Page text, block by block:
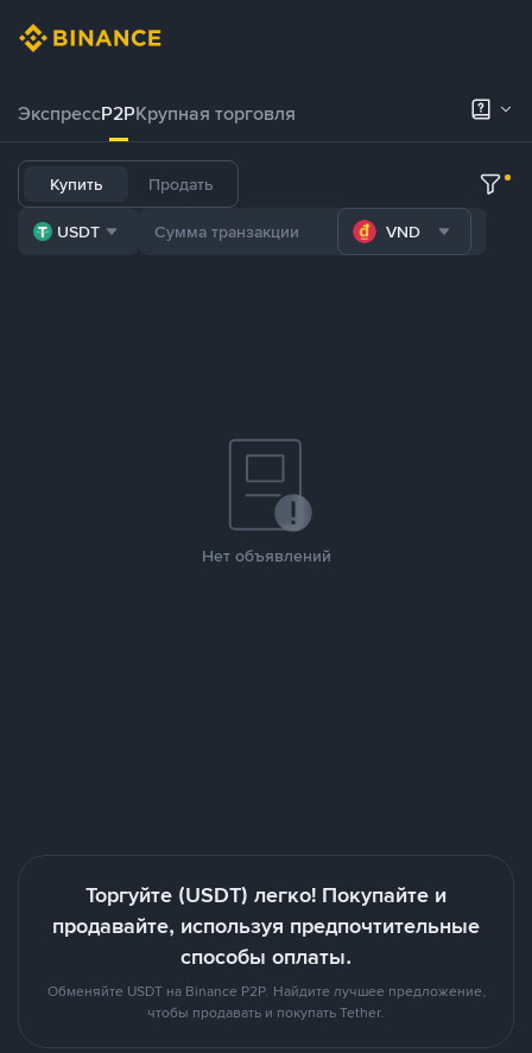
ЭкспрессP2PКрупная торговля
Купить Продать
USDT VND
Нет объявлений
Торгуйте (USDT) легко! Покупайте и
продавайте, используя предпочтительные
способы оплаты.
Обменяйте USDT на Binance P2P. Найдите лучшее предложение,
чтобы продавать и покупать Tether.